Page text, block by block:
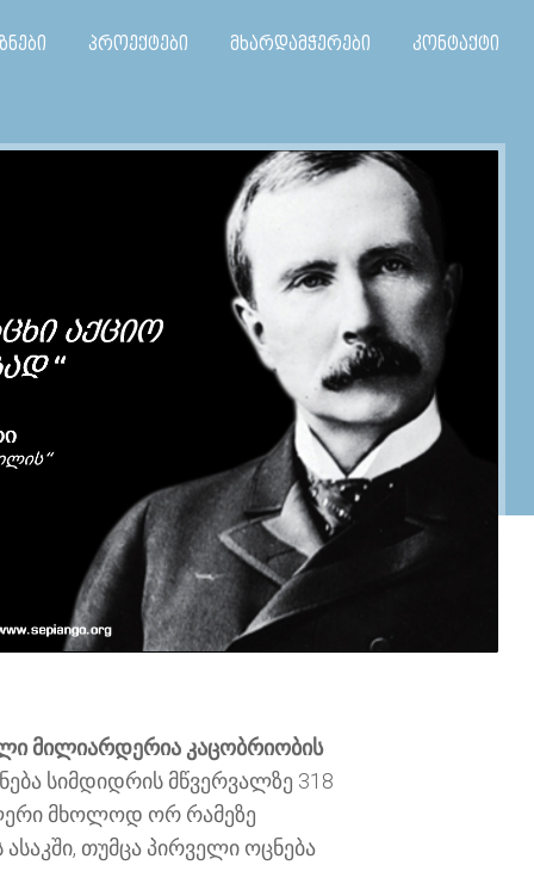
პროექტები მხარდამჭერები კონტაქტი
მილიარდერია კაცობრიობის
სიმდიდრის მწვერვალზე 318
მხოლოდ ორ რამეზე
თუმცა პირველი ოცნება